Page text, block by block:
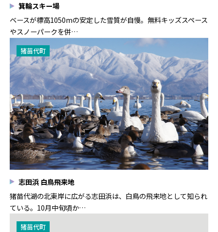
箕輪スキー場
ベースが標高1050mの安定した雪質が自慢。無料キッズスペース
やスノーパークを併…
猪苗代町
志田浜 白鳥飛来地
猪苗代湖の北東岸に広がる志田浜は、白鳥の飛来地として知られ
ている。10月中旬頃か…
猪苗代町